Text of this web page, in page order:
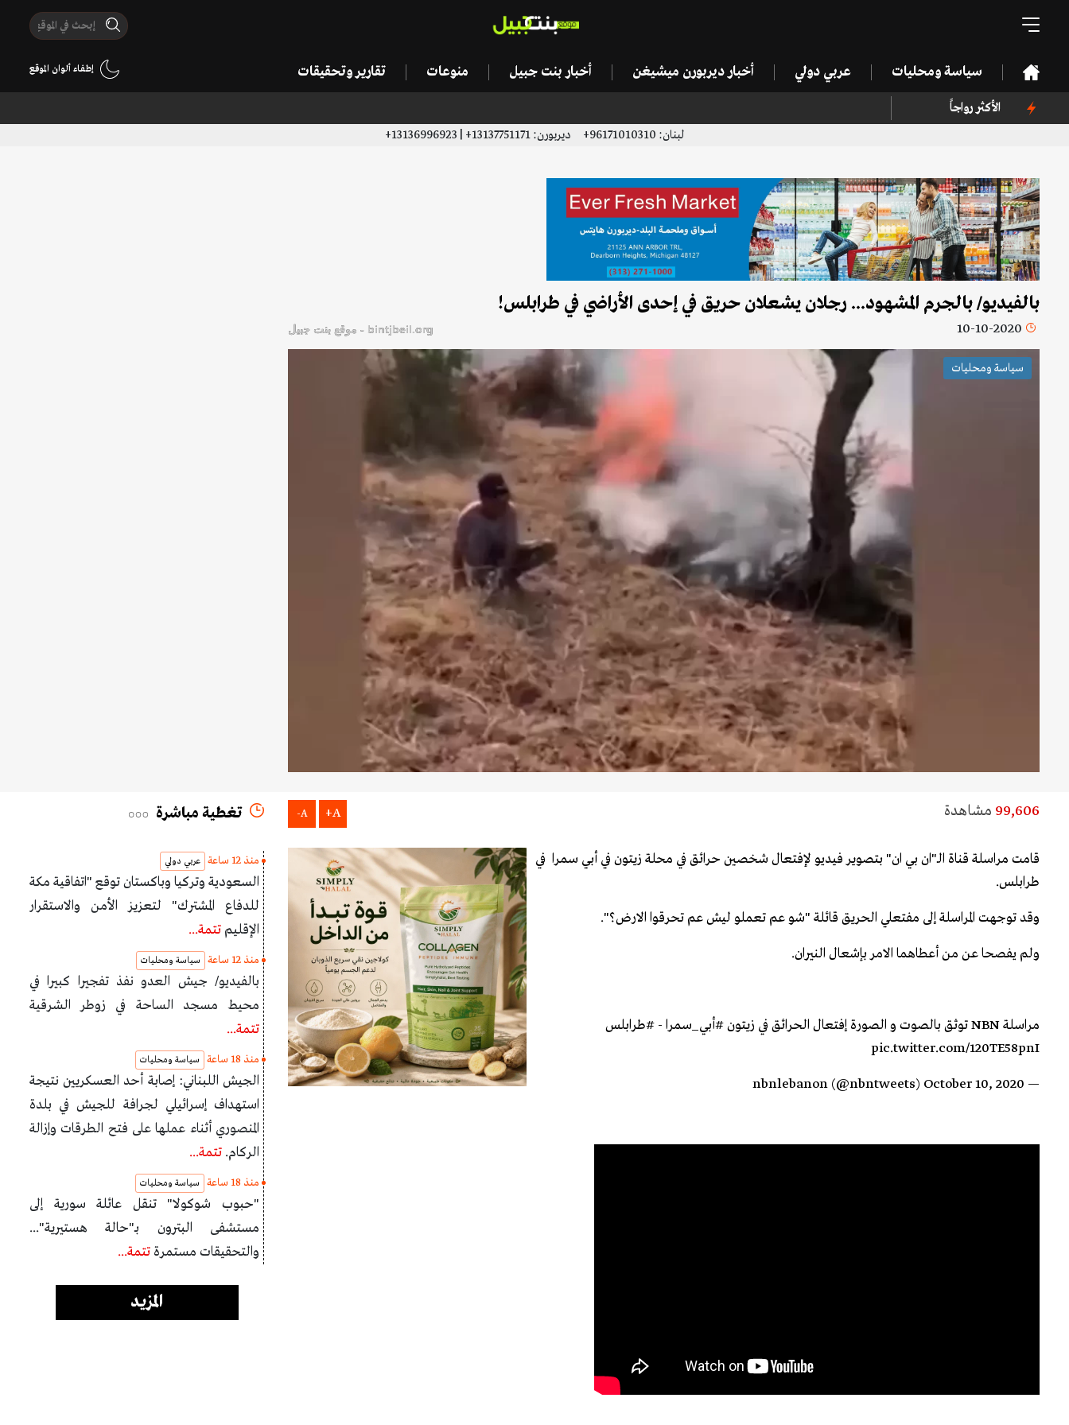
سياسة ومحليات عربي دولي أخبار ديربورن ميشيغن أخبار بنت جبيل منوعات تقارير وتحقيقات إطفاء ألوان الموقع
الأكثر رواجاً
لبنان: 96171010310+ ديربورن: 13137751171+ | 13136996923+
بالفيديو/ بالجرم المشهود... رجلان يشعلان حريق في إحدى الأراضي في طرابلس!
10-10-2020 bintjbeil.org - موقع بنت جبيل
سياسة ومحليات
99,606 مشاهدة A+
A-
قامت مراسلة قناة الـ"ان بي ان" بتصوير فيديو لإفتعال شخصين حرائق في محلة زيتون في أبي سمرا في
طرابلس.
وقد توجهت المراسلة إلى مفتعلي الحريق قائلة "شو عم تعملو ليش عم تحرقوا الارض؟".
ولم يفصحا عن من أعطاهما الامر بإشعال النيران.
مراسلة NBN توثق بالصوت و الصورة إفتعال الحرائق في زيتون #أبي_سمرا - #طرابلس
pic.twitter.com/120TE58pnI
— nbnlebanon (@nbntweets)
October 10, 2020
تغطية مباشرة
منذ 12 ساعة عربي دولي
السعودية وتركيا وباكستان توقع "اتفاقية مكة
للدفاع المشترك" لتعزيز الأمن والاستقرار
الإقليم تتمة...
منذ 12 ساعة سياسة ومحليات
بالفيديو/ جيش العدو نفذ تفجيرا كبيرا في
محيط مسجد الساحة في زوطر الشرقية
تتمة...
منذ 18 ساعة سياسة ومحليات
الجيش اللبناني: إصابة أحد العسكريين نتيجة
استهداف إسرائيلي لجرافة للجيش في بلدة
المنصوري أثناء عملها على فتح الطرقات وإزالة
الركام. تتمة...
منذ 18 ساعة سياسة ومحليات
"حبوب شوكولا" تنقل عائلة سورية إلى
مستشفى البترون بـ"حالة هستيرية"...
والتحقيقات مستمرة تتمة...
المزيد